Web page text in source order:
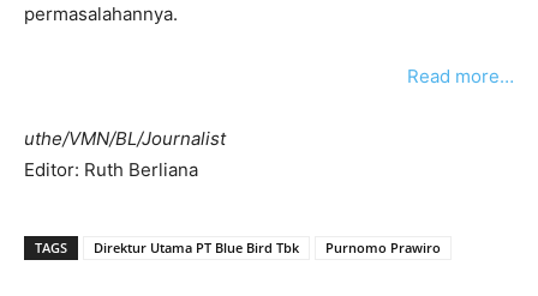
permasalahannya.
Read more…
uthe/VMN/BL/Journalist
Editor: Ruth Berliana
TAGS Direktur Utama PT Blue Bird Tbk Purnomo Prawiro